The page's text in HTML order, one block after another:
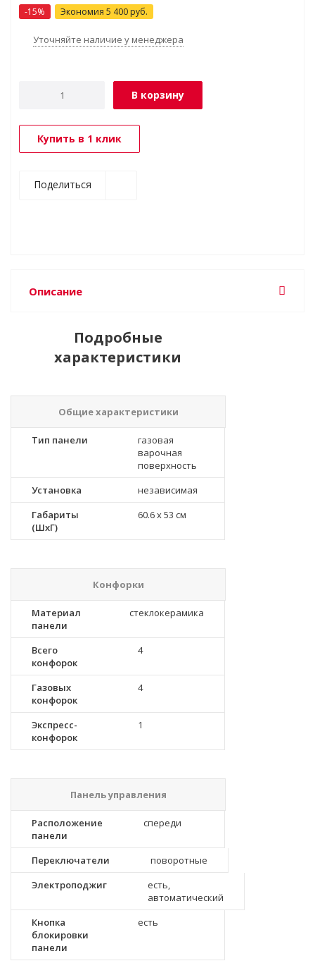
-15% Экономия 5 400 руб.
Уточняйте наличие у менеджера
В корзину
Купить в 1 клик
Поделиться
Описание
Подробные
характеристики
Общие характеристики
Тип панели
газовая
варочная
поверхность
Установка
независимая
Габариты
(ШхГ)
60.6 x 53 см
Конфорки
Материал
панели
стеклокерамика
Всего
конфорок
4
Газовых
конфорок
4
Экспресс-
конфорок
1
Панель управления
Расположение
панели
спереди
Переключатели
поворотные
Электроподжиг
есть,
автоматический
Кнопка
блокировки
панели
есть